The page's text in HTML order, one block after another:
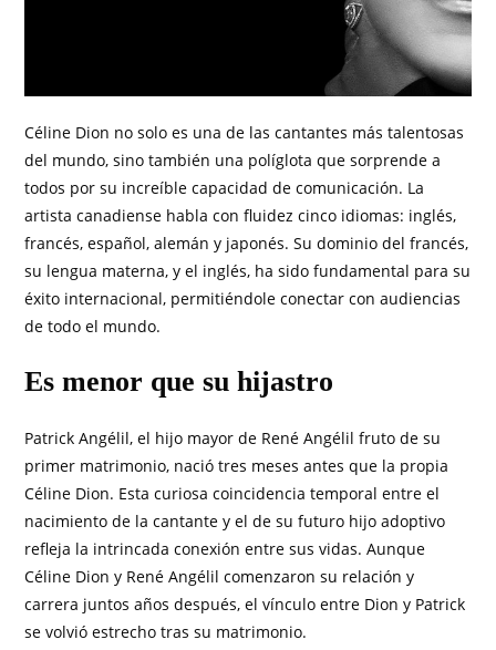
Céline Dion no solo es una de las cantantes más talentosas
del mundo, sino también una políglota que sorprende a
todos por su increíble capacidad de comunicación. La
artista canadiense habla con fluidez cinco idiomas: inglés,
francés, español, alemán y japonés. Su dominio del francés,
su lengua materna, y el inglés, ha sido fundamental para su
éxito internacional, permitiéndole conectar con audiencias
de todo el mundo.
Es menor que su hijastro
Patrick Angélil, el hijo mayor de René Angélil fruto de su
primer matrimonio, nació tres meses antes que la propia
Céline Dion. Esta curiosa coincidencia temporal entre el
nacimiento de la cantante y el de su futuro hijo adoptivo
refleja la intrincada conexión entre sus vidas. Aunque
Céline Dion y René Angélil comenzaron su relación y
carrera juntos años después, el vínculo entre Dion y Patrick
se volvió estrecho tras su matrimonio.